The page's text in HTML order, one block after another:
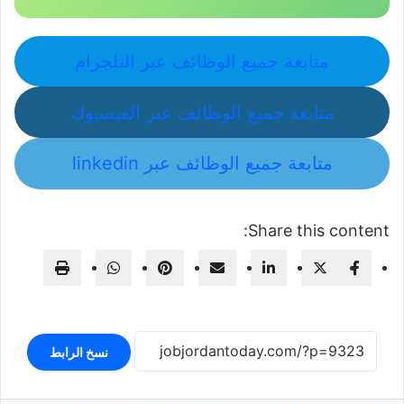
متابعة جميع الوظائف عبر التلجرام
متابعة جميع الوظائف عبر الفيسبوك
متابعة جميع الوظائف عبر linkedin
Share this content:
نسخ الرابط